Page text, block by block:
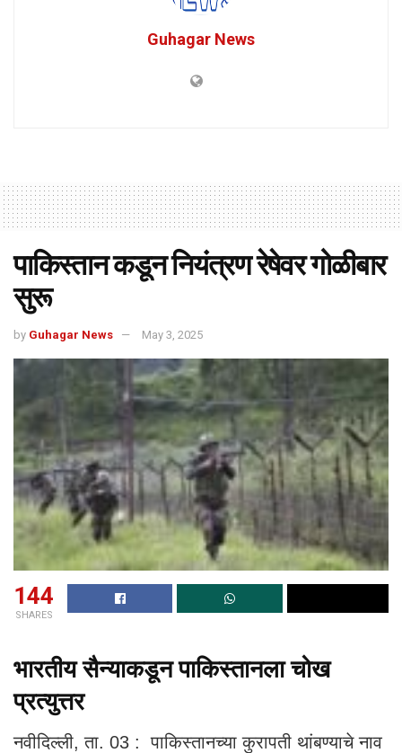
Guhagar News
पाकिस्तान कडून नियंत्रण रेषेवर गोळीबार
सुरू
by Guhagar News May 3, 2025
144
SHARES
भारतीय सैन्याकडून पाकिस्तानला चोख
प्रत्युत्तर
नवीदिल्ली, ता. 03 : पाकिस्तानच्या कुरापती थांबण्याचे नाव